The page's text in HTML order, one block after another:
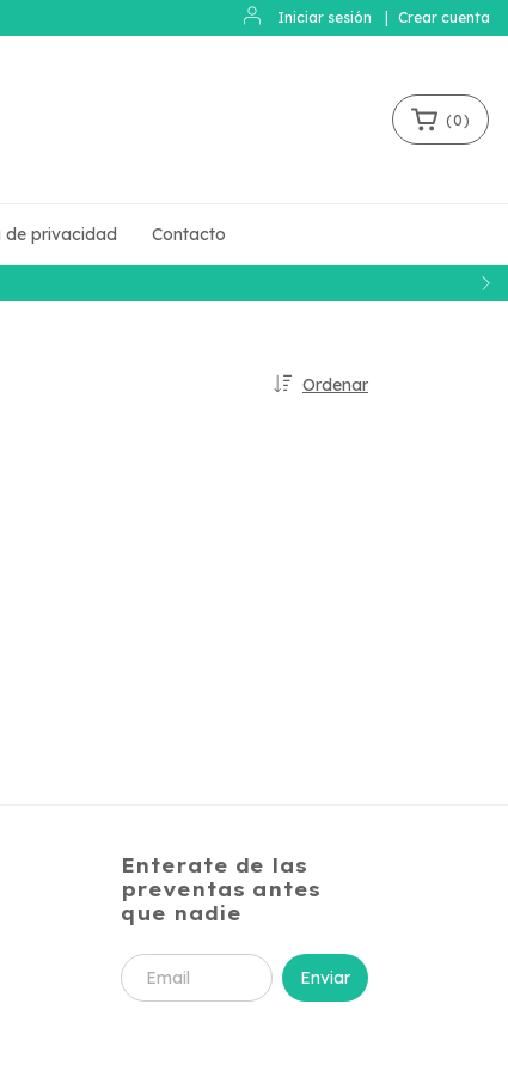
Iniciar sesión Crear cuenta
(0)
de privacidad Contacto
Ordenar
Enterate de las
preventas antes
que nadie